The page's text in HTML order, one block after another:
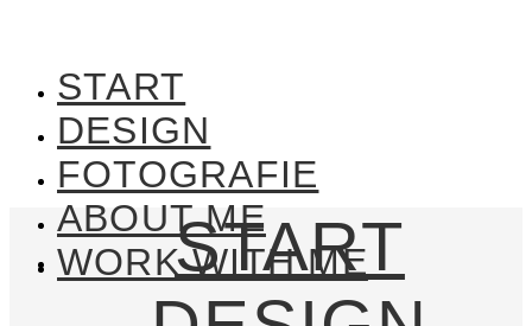
START
DESIGN
FOTOGRAFIE
ABOUT ME
WORK WITH ME
START